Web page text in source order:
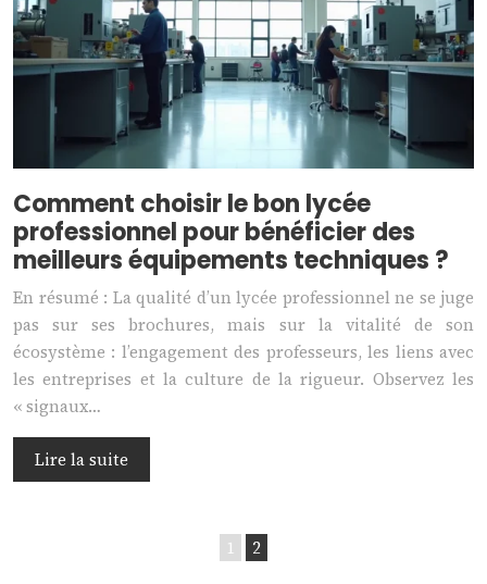
Comment choisir le bon lycée
professionnel pour bénéficier des
meilleurs équipements techniques ?
En résumé : La qualité d’un lycée professionnel ne se juge
pas sur ses brochures, mais sur la vitalité de son
écosystème : l’engagement des professeurs, les liens avec
les entreprises et la culture de la rigueur. Observez les
« signaux…
Lire la suite
1 2